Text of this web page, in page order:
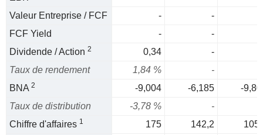
Valeur Entreprise / FCF -
-
FCF Yield
-
-
Dividende / Action 2 0,34
-
Taux de rendement
1,84 %
-
BNA 2 -9,004 -6,185
-
Taux de distribution
-3,78 %
-
Chiffre d'affaires 1 175 142,2